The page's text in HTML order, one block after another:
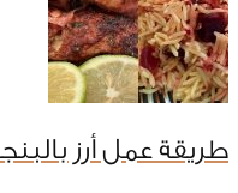
طريقة عمل أرز